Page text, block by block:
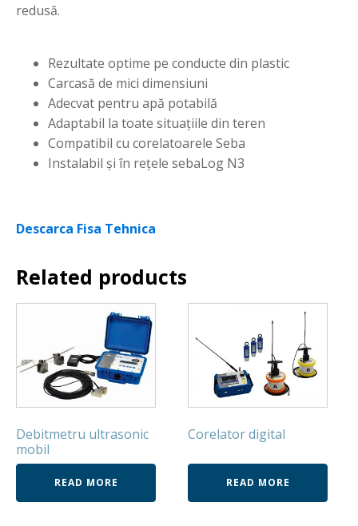
redusă.
Rezultate optime pe conducte din plastic
Carcasă de mici dimensiuni
Adecvat pentru apă potabilă
Adaptabil la toate situaţiile din teren
Compatibil cu corelatoarele Seba
Instalabil şi în reţele sebaLog N3
Descarca Fisa Tehnica
Related products
Debitmetru ultrasonic
mobil
READ MORE
Corelator digital
READ MORE